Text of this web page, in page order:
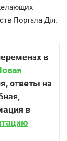
Портала Дія.
в
ответы на
в